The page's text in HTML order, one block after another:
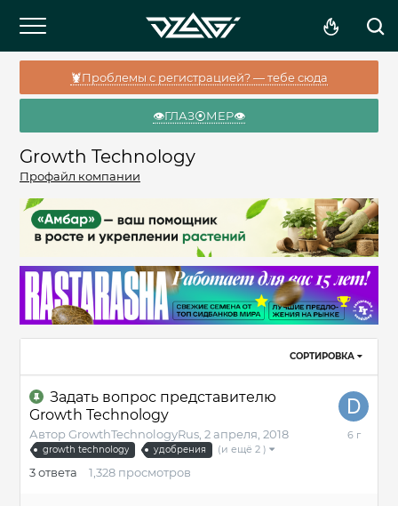
🦞Проблемы с регистрацией? — тебе сюда
👁️ГЛАЗ⦿МЕР👁️
Growth Technology
Профайл компании
СОРТИРОВКА
Задать вопрос представителю
Growth Technology
АвторGrowthTechnologyRus, 2 апреля, 2018
growth technology удобрения (и ещё 2 )
3ответа 1,328 просмотров
19